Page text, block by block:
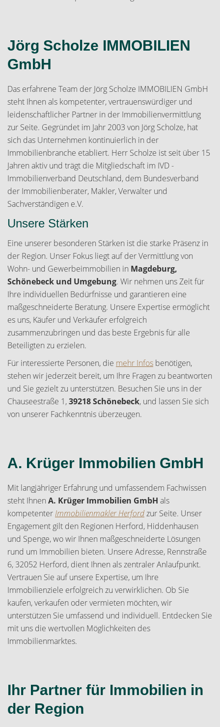
Jörg Scholze IMMOBILIEN
GmbH
Das erfahrene Team der Jörg Scholze IMMOBILIEN GmbH
steht Ihnen als kompetenter, vertrauenswürdiger und
leidenschaftlicher Partner in der Immobilienvermittlung
zur Seite. Gegründet im Jahr 2003 von Jörg Scholze, hat
sich das Unternehmen kontinuierlich in der
Immobilienbranche etabliert. Herr Scholze ist seit über 15
Jahren aktiv und trägt die Mitgliedschaft im IVD -
Immobilienverband Deutschland, dem Bundesverband
der Immobilienberater, Makler, Verwalter und
Sachverständigen e.V.
Unsere Stärken
Eine unserer besonderen Stärken ist die starke Präsenz in
der Region. Unser Fokus liegt auf der Vermittlung von
Wohn- und Gewerbeimmobilien in Magdeburg,
Schönebeck und Umgebung. Wir nehmen uns Zeit für
Ihre individuellen Bedürfnisse und garantieren eine
maßgeschneiderte Beratung. Unsere Expertise ermöglicht
es uns, Käufer und Verkäufer erfolgreich
zusammenzubringen und das beste Ergebnis für alle
Beteiligten zu erzielen.
Für interessierte Personen, die mehr Infos benötigen,
stehen wir jederzeit bereit, um Ihre Fragen zu beantworten
und Sie gezielt zu unterstützen. Besuchen Sie uns in der
Chauseestraße 1,39218 Schönebeck, und lassen Sie sich
von unserer Fachkenntnis überzeugen.
A. Krüger Immobilien GmbH
Mit langjähriger Erfahrung und umfassendem Fachwissen
steht Ihnen A. Krüger Immobilien GmbH als
kompetenter Immobilienmakler Herfordzur Seite. Unser
Engagement gilt den Regionen Herford, Hiddenhausen
und Spenge, wo wir Ihnen maßgeschneiderte Lösungen
rund um Immobilien bieten. Unsere Adresse, Rennstraße
6, 32052 Herford, dient Ihnen als zentraler Anlaufpunkt.
Vertrauen Sie auf unsere Expertise, um Ihre
Immobilienziele erfolgreich zu verwirklichen. Ob Sie
kaufen, verkaufen oder vermieten möchten, wir
unterstützen Sie umfassend und individuell. Entdecken Sie
mit uns die wertvollen Möglichkeiten des
Immobilienmarktes.
Ihr Partner für Immobilien in
der Region